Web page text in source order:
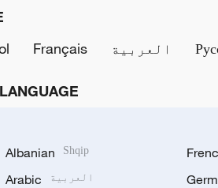
Français العربية
Albanian Shqip
Arabic العربية